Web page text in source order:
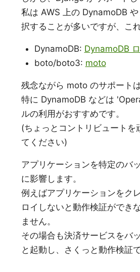
私は AWS 上の DynamoDB
択することが多いですが、こ
DynamoDB: DynamoDB
boto/boto3: moto
残念ながら moto のサポート
特に DynamoDB などは
ルの利用がおすすめです。
(ちょっとコントリビュート
てください)
アプリケーションを特定のバ
に影響します。
例えばアプリケーションをク
ロイしないと動作検証ができ
ません。
その場合も決済サービスをバ
と起動し、さくっと動作検証